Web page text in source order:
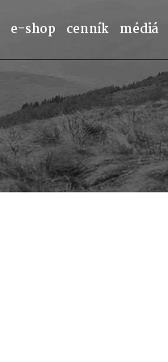
e-shop cenník médiá